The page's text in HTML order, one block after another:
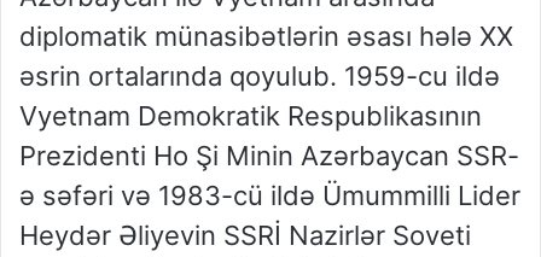
diplomatik münasibətlərin əsası hələ XX
əsrin ortalarında qoyulub. 1959-cu ildə
Vyetnam Demokratik Respublikasının
Prezidenti Ho Şi Minin Azərbaycan SSR-
ə səfəri və 1983-cü ildə Ümummilli Lider
Heydər Əliyevin SSRİ Nazirlər Soveti